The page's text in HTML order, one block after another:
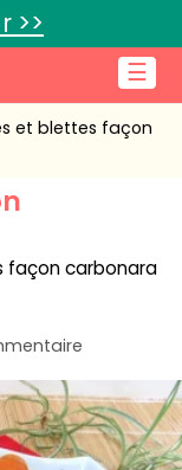
☰
>>
et blettes façon
carbonara